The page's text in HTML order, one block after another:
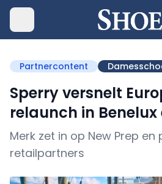
Partnercontent
Sperry versnelt
relaunch in Benelux
Merk zet in op New Prep en
retailpartners